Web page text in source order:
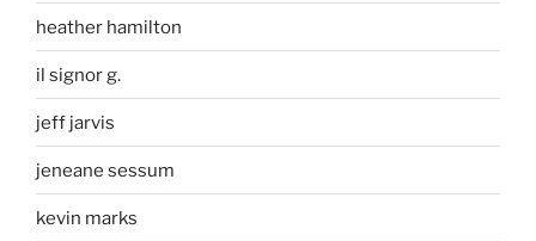
heather hamilton
il signor g.
jeff jarvis
jeneane sessum
kevin marks